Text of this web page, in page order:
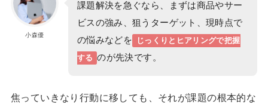
小森優
課題解決を急ぐなら、まずは商品やサー
ビスの強み、狙うターゲット、現時点で
の悩みなどを
じっくりとヒアリングで把握
する のが先決です。
焦っていきなり行動に移しても、それが課題の根本的な